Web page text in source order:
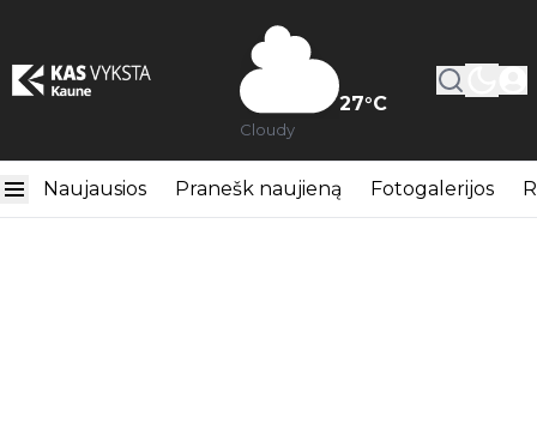
27°C
Cloudy
Naujausios Pranešk naujieną Fotogalerijos